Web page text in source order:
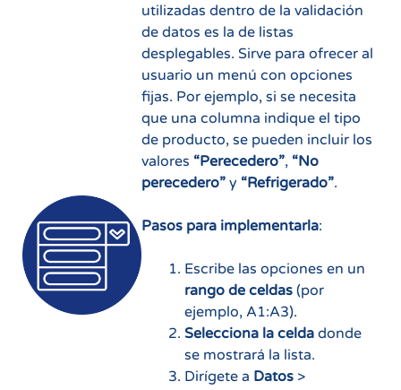
utilizadas dentro de la validación
de datos es la de listas
desplegables. Sirve para ofrecer al
usuario un menú con opciones
fijas. Por ejemplo, si se necesita
que una columna indique el tipo
de producto, se pueden incluir los
valores “Perecedero”, “No
perecedero”y “Refrigerado”.
Pasos para implementarla:
Escribe las opciones en un
rango de celdas(por
ejemplo, A1:A3).
Selecciona la celdadonde
se mostrará la lista.
Dirígete a Datos >